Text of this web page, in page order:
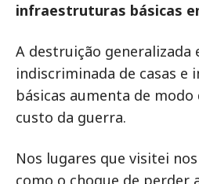
infraestruturas básicas
A destruição generalizada
indiscriminada de casas
básicas aumenta de
custo da guerra.
Nos lugares que visitei
como o choque de perder